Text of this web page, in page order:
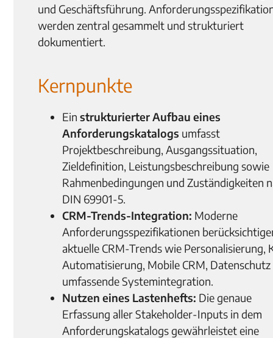
und Geschäftsführung.
werden zentral gesammelt und strukturiert
dokumentiert.
Kernpunkte
Einstrukturierter Aufbau eines
Anforderungskatalogs umfasst
Projektbeschreibung, Ausgangssituation,
Zieldefinition, Leistungsbeschreibung sowie
Rahmenbedingungen und Zuständigkeiten
DIN 69901-5.
CRM-Trends-Integration: Moderne
Anforderungsspezifikationen
aktuelle CRM-Trends wie Personalisierung,
Automatisierung, Mobile CRM,
umfassende Systemintegration.
Nutzen eines Lastenhefts: Die genaue
Erfassung aller Stakeholder-Inputs in dem
Anforderungskatalogs gewährleistet eine